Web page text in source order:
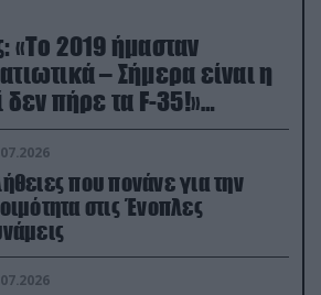
«Το 2019 ήμασταν
– Σήμερα είναι η
δεν πήρε τα F-35!»
που πονάνε για την
στις Ένοπλες